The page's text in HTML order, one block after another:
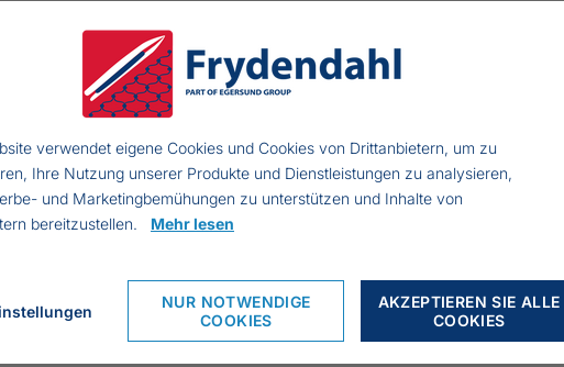
in rostfreiem Stahl
Wiegen des Fisches an Bord
verwendet eigene Cookies und Cookies von Drittanbietern, um zu
Ihre Nutzung unserer Produkte und Dienstleistungen zu analysieren,
und Marketingbemühungen zu unterstützen und Inhalte von
bereitzustellen. Mehr lesen
NUR NOTWENDIGE
COOKIES
AKZEPTIEREN SIE ALLE
COOKIES